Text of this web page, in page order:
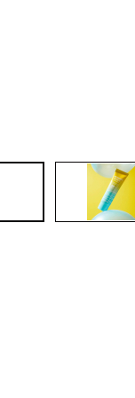
bisherigen